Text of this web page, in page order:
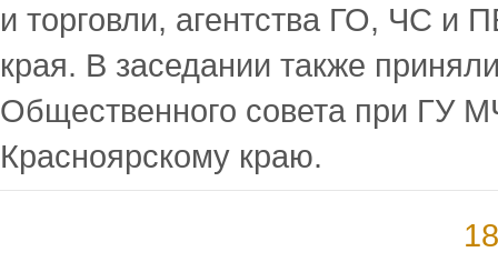
и торговли, агентства ГО, ЧС и
края. В заседании также
Общественного совета при ГУ
Красноярскому краю.